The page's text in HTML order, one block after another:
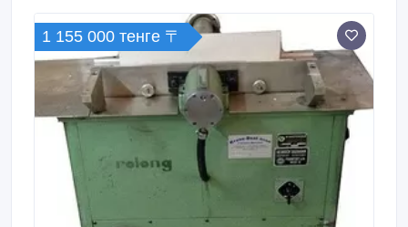
1 155 000 тенге 〒